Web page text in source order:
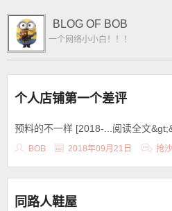
BLOG OF BOB
一个网络小小白！！！
个人店铺第一个差评
预料的不一样 [2018-...阅读全文
BOB 2018年09月21日 抢
同路人鞋屋